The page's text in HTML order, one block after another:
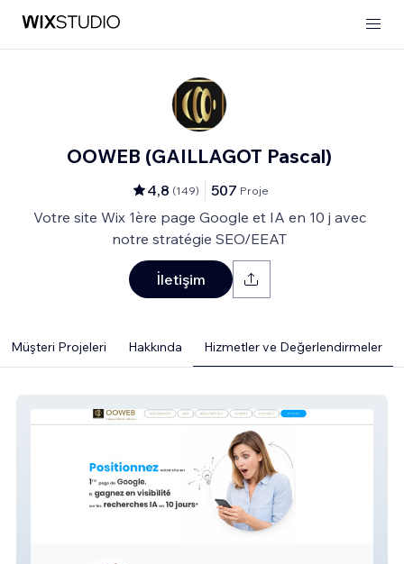
OOWEB (GAILLAGOT Pascal)
4,8 (149) 507 Proje
Votre site Wix 1ère page Google et IA en 10 j avec
notre stratégie SEO/EEAT
İletişim
Müşteri Projeleri Hakkında Hizmetler ve Değerlendirmeler